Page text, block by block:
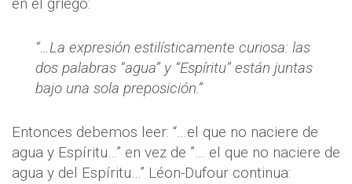
“…La expresión estilísticamente curiosa: las
dos palabras “agua” y “Espíritu” están juntas
bajo una sola preposición.”
Entonces debemos leer: “…el que no naciere de
agua y Espíritu…” en vez de ”… el que no naciere de
agua y del Espíritu…” Léon-Dufour continua: